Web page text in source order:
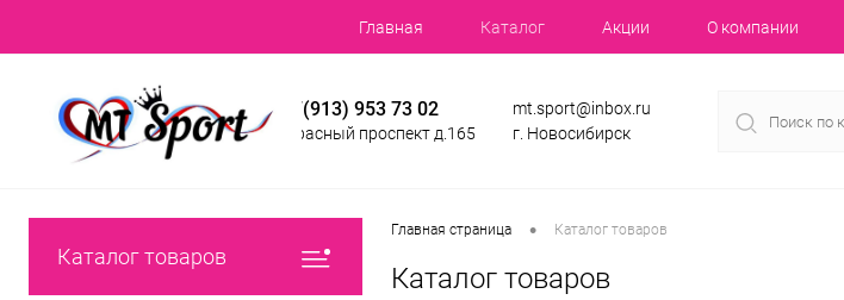
Главная Каталог Акции О компании
+7(913) 953 73 02
Красный проспект д.165
mt.sport@inbox.ru
г. Новосибирск
Каталог товаров
Главная страница • Каталог товаров
Каталог товаров